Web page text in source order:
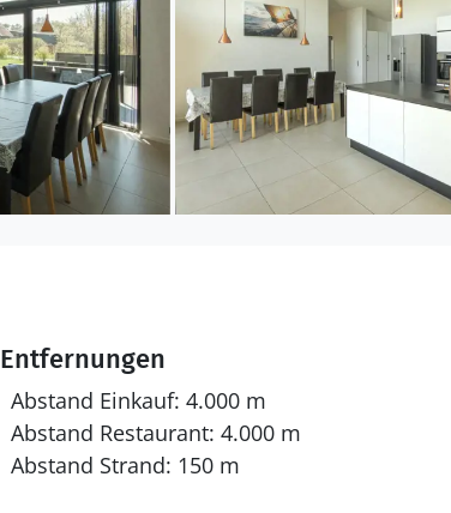
Entfernungen
Abstand Einkauf: 4.000 m
Abstand Restaurant: 4.000 m
Abstand Strand: 150 m